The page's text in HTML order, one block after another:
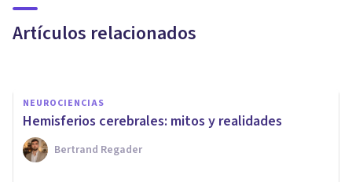
Artículos relacionados
humana
NEUROCIENCIAS
Hemisferios cerebrales: mitos y realidades
Bertrand Regader